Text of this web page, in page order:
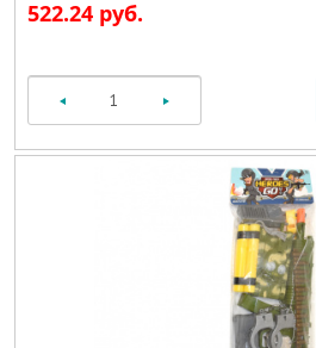
522.24 руб.